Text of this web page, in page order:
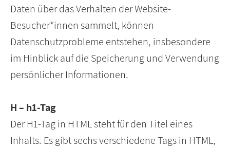
Daten über das Verhalten der Website-
Besucher*innen sammelt, können
Datenschutzprobleme entstehen, insbesondere
im Hinblick auf die Speicherung und Verwendung
persönlicher Informationen.
H – h1-Tag
Der H1-Tag in HTML steht für den Titel eines
Inhalts. Es gibt sechs verschiedene Tags in HTML,